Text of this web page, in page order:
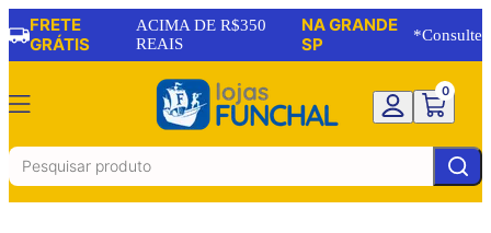
FRETE
GRÁTIS
ACIMA DE R$350
REAIS
NA GRANDE
SP
*Consulte
0